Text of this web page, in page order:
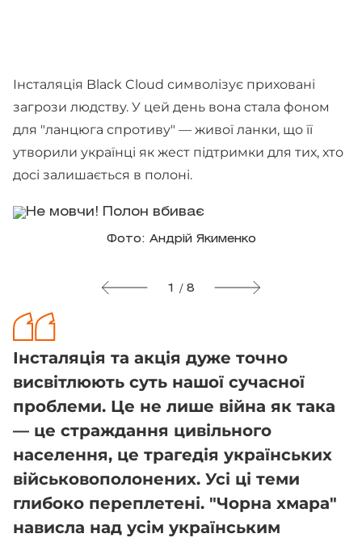
Інсталяція Black Cloud символізує приховані
загрози людству. У цей день вона стала фоном
для "ланцюга спротиву" — живої ланки, що її
утворили українці як жест підтримки для тих, хто
досі залишається в полоні.
Фото: Андрій Якименко
1 / 8
Інсталяція та акція дуже точно
висвітлюють суть нашої сучасної
проблеми. Це не лише війна як така
— це страждання цивільного
населення, це трагедія українських
військовополонених. Усі ці теми
глибоко переплетені. "Чорна хмара"
нависла над усім українським